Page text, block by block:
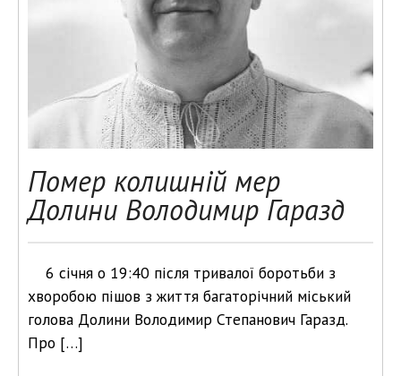
Помер колишній мер
Долини Володимир Гаразд
6 січня о 19:40 після тривалої боротьби з
хворобою пішов з життя багаторічний міський
голова Долини Володимир Степанович Гаразд.
Про […]